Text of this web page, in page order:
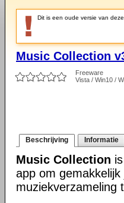
Dit is een oude versie van
Music Collection
Freeware
Vista / Win10 /
Beschrijving Informatie
Music Collection
app om gemakkelijk
muziekverzameling